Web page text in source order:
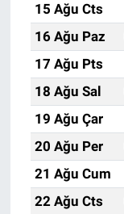
15 Ağu Cts
16 Ağu Paz
17 Ağu Pts
18 Ağu Sal
19 Ağu Çar
20 Ağu Per
21 Ağu Cum
22 Ağu Cts